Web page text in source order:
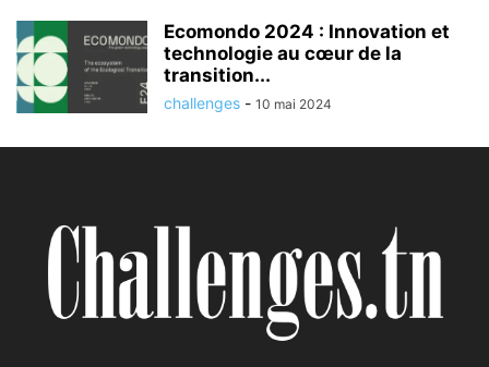
Ecomondo 2024 : Innovation et
technologie au cœur de la
transition...
challenges - 10 mai 2024